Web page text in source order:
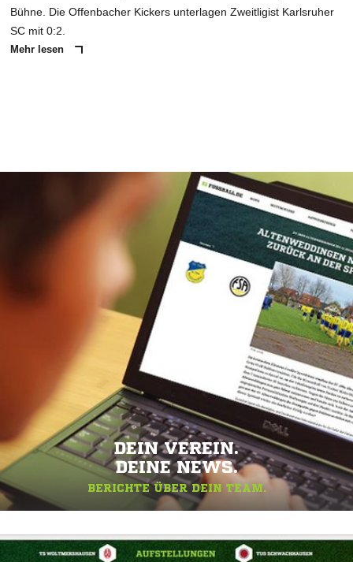
Bühne. Die Offenbacher Kickers unterlagen Zweitligist Karlsruher
SC mit 0:2.
Mehr lesen
DEIN VEREIN.
DEINE NEWS.
BERICHTE ÜBER DEIN TEAM.